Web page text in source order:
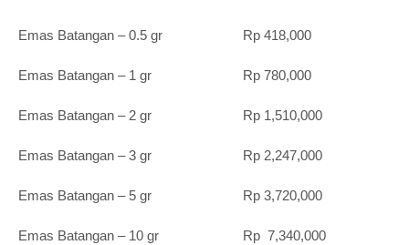
Emas Batangan – 0.5 gr Rp 418,000
Emas Batangan – 1 gr Rp 780,000
Emas Batangan – 2 gr Rp 1,510,000
Emas Batangan – 3 gr Rp 2,247,000
Emas Batangan – 5 gr Rp 3,720,000
Emas Batangan – 10 gr Rp 7,340,000